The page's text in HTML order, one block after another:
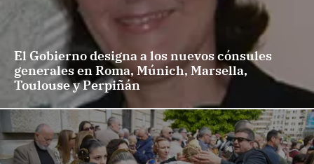
El Gobierno designa a los nuevos cónsules
generales en Roma, Múnich, Marsella,
Toulouse y Perpiñán